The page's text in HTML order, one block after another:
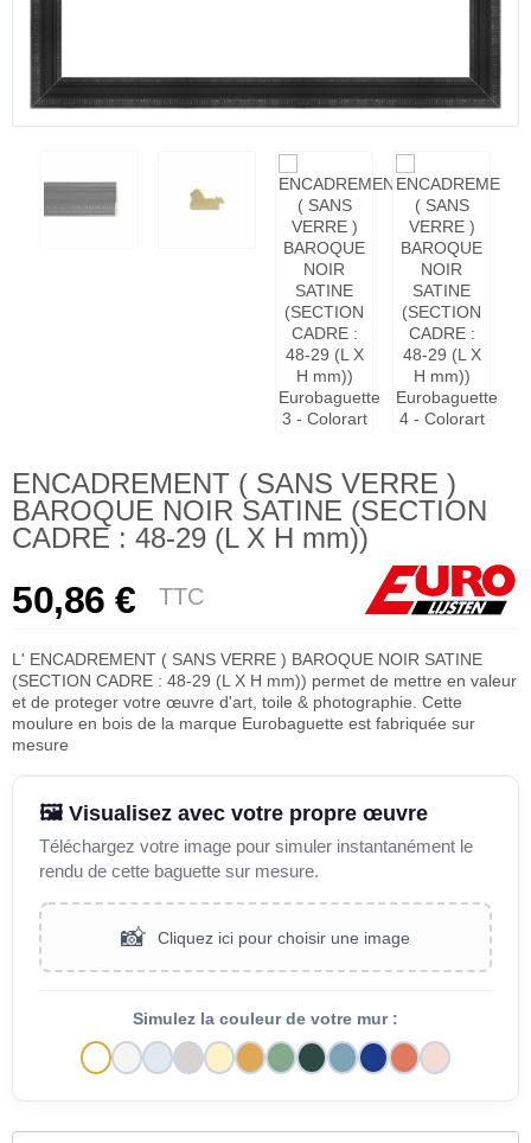
ENCADREMENT ( SANS VERRE )
BAROQUE NOIR SATINE (SECTION
CADRE : 48-29 (L X H mm))
50,86 € TTC
L' ENCADREMENT ( SANS VERRE ) BAROQUE NOIR SATINE
(SECTION CADRE : 48-29 (L X H mm)) permet de mettre en valeur
et de proteger votre œuvre d'art, toile & photographie. Cette
moulure en bois de la marque Eurobaguette est fabriquée sur
mesure
🖼️ Visualisez avec votre propre œuvre
Téléchargez votre image pour simuler instantanément le
rendu de cette baguette sur mesure.
📸 Cliquez ici pour choisir une image
Simulez la couleur de votre mur :